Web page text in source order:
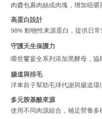
肉醬包裹肉絲或肉塊，增加咀嚼
高蛋白設計
98% 動物性來源蛋白，提供日常
守護天生保護力
嚼世饗宴全系列添加黑酵母，協
腸道與排毛
洋車前子幫助毛球代謝與腸道環
多元胺基酸來源
使用不同肉源組合，補足營養多